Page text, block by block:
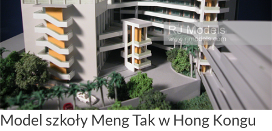
Model szkoły Meng Tak w Hong Kongu